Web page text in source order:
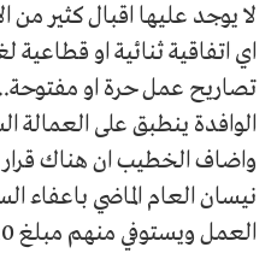
لا يوجد عليها اقبال كثير من
اي اتفاقية ثنائية او
تصاريح عمل حرة او
الوافدة ينطبق على العمالة
واضاف الخطيب ان هناك
نيسان العام الماضي باعفاء